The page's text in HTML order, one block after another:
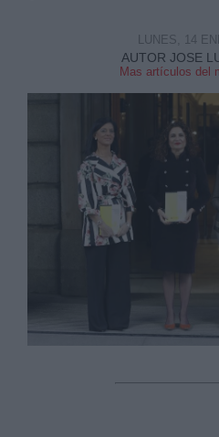
AUTOR JOSE
Mas artículos del
LUNES, 14